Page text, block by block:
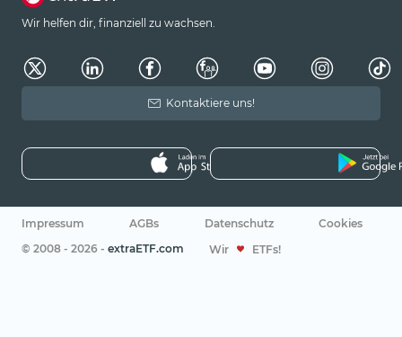
Wir helfen dir, finanziell zu wachsen.
Kontaktiere uns!
Impressum AGBs Datenschutz
Cookies
© 2008 - 2026 - extraETF.com Wir ETFs!